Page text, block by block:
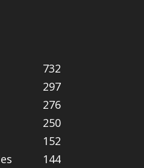
732
297
276
250
152
144